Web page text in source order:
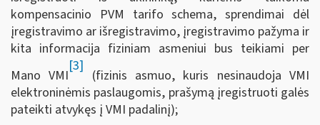
kompensacinio PVM tarifo schema, sprendimai dėl
įregistravimo ar išregistravimo, įregistravimo pažyma ir
kita informacija fiziniam asmeniui bus teikiami per
Mano VMI
[3]
(fizinis asmuo, kuris nesinaudoja VMI
elektroninėmis paslaugomis, prašymą įregistruoti galės
pateikti atvykęs į VMI padalinį);